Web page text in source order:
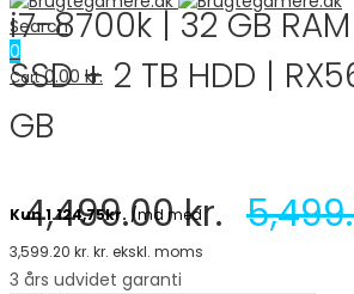
Search
0
Cart 0.00 kr.
i7-8700k | 32 GB
SSD + 2 TB HDD |
GB
4,499.00kr.
3,599.20 kr. kr. ekskl. moms
3 års udvidet garanti